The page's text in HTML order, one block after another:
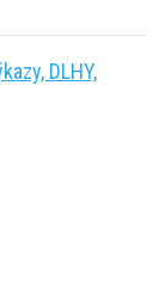
DLHY,